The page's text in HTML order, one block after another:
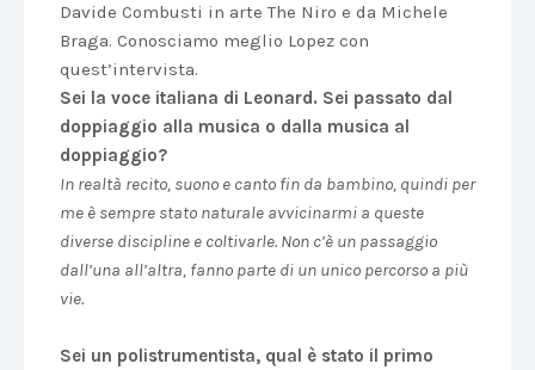
Davide Combusti in arte The Niro e da Michele
Braga. Conosciamo meglio Lopez con
quest’intervista.
Sei la voce italiana di Leonard. Sei passato dal
doppiaggio alla musica o dalla musica al
doppiaggio?
In realtà recito, suono e canto fin da bambino, quindi per
me è sempre stato naturale avvicinarmi a queste
diverse discipline e coltivarle. Non c’è un passaggio
dall’una all’altra, fanno parte di un unico percorso a più
vie.
Sei un polistrumentista, qual è stato il primo